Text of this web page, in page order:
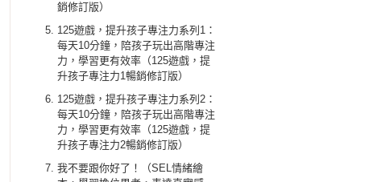
銷修訂版）
125遊戲，提升孩子專注力系列1：
每天10分鐘，陪孩子玩出高階專注
力，學習更有效率（125遊戲，提
升孩子專注力1暢銷修訂版）
125遊戲，提升孩子專注力系列2：
每天10分鐘，陪孩子玩出高階專注
力，學習更有效率（125遊戲，提
升孩子專注力2暢銷修訂版）
我不要跟你好了！（SEL情緒繪